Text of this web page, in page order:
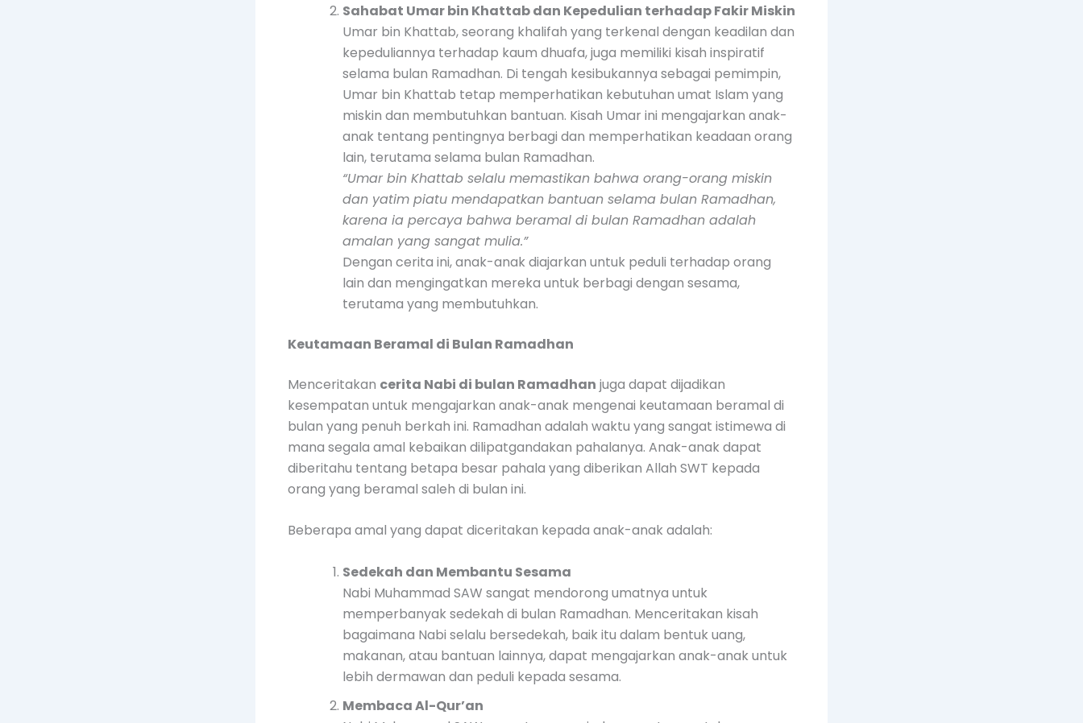
Sahabat Umar bin Khattab dan Kepedulian terhadap Fakir Miskin
Umar bin Khattab, seorang khalifah yang terkenal dengan keadilan dan
kepeduliannya terhadap kaum dhuafa, juga memiliki kisah inspiratif
selama bulan Ramadhan. Di tengah kesibukannya sebagai pemimpin,
Umar bin Khattab tetap memperhatikan kebutuhan umat Islam yang
miskin dan membutuhkan bantuan. Kisah Umar ini mengajarkan anak-
anak tentang pentingnya berbagi dan memperhatikan keadaan orang
lain, terutama selama bulan Ramadhan.
“Umar bin Khattab selalu memastikan bahwa orang-orang miskin
dan yatim piatu mendapatkan bantuan selama bulan Ramadhan,
karena ia percaya bahwa beramal di bulan Ramadhan adalah
amalan yang sangat mulia.”
Dengan cerita ini, anak-anak diajarkan untuk peduli terhadap orang
lain dan mengingatkan mereka untuk berbagi dengan sesama,
terutama yang membutuhkan.
Keutamaan Beramal di Bulan Ramadhan
Menceritakan cerita Nabi di bulan Ramadhan juga dapat dijadikan
kesempatan untuk mengajarkan anak-anak mengenai keutamaan beramal di
bulan yang penuh berkah ini. Ramadhan adalah waktu yang sangat istimewa di
mana segala amal kebaikan dilipatgandakan pahalanya. Anak-anak dapat
diberitahu tentang betapa besar pahala yang diberikan Allah SWT kepada
orang yang beramal saleh di bulan ini.
Beberapa amal yang dapat diceritakan kepada anak-anak adalah:
Sedekah dan Membantu Sesama
Nabi Muhammad SAW sangat mendorong umatnya untuk
memperbanyak sedekah di bulan Ramadhan. Menceritakan kisah
bagaimana Nabi selalu bersedekah, baik itu dalam bentuk uang,
makanan, atau bantuan lainnya, dapat mengajarkan anak-anak untuk
lebih dermawan dan peduli kepada sesama.
Membaca Al-Qur’an